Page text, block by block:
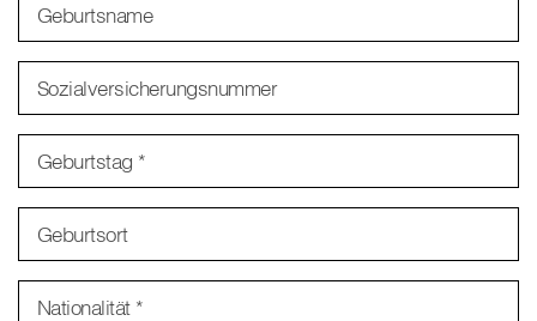
Geburtsname
Sozialversicherungsnummer
Geburtstag *
Geburtsort
Nationalität *